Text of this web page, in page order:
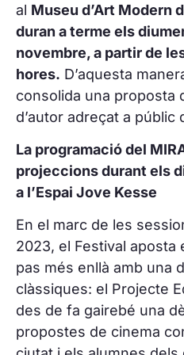
al Museu d’Art Modern
duran a terme els
novembre, a partir de
hores. D’aquesta
consolida una proposta
d’autor adreçat a públic
La programació del
projeccions durant els
a l’Espai Jove Kesse
En el marc de les
2023, el Festival aposta
pas més enllà amb una
clàssiques: el Projecte
des de fa gairebé una
propostes de cinema